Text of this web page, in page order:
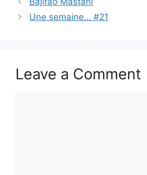
Une semaine… #21
Leave a Comment